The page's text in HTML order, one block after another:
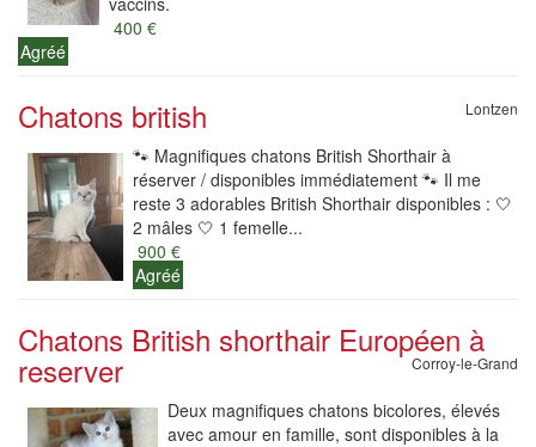
400 €
Agréé
Chatons british Lontzen
🐾 Magnifiques chatons British Shorthair à
réserver / disponibles immédiatement 🐾 Il me
reste 3 adorables British Shorthair disponibles : 🤍
2 mâles 🤍 1 femelle...
900 €
Agréé
Chatons British shorthair Européen à
reserver Corroy-le-Grand
Deux magnifiques chatons bicolores, élevés
avec amour en famille, sont disponibles à la